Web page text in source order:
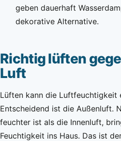
geben dauerhaft
dekorative Alternative.
Richtig lüften
Luft
Lüften kann die Luftfeuchtigkeit
Entscheidend ist die Außenluft.
feuchter ist als die Innenluft,
Feuchtigkeit ins Haus. Das ist